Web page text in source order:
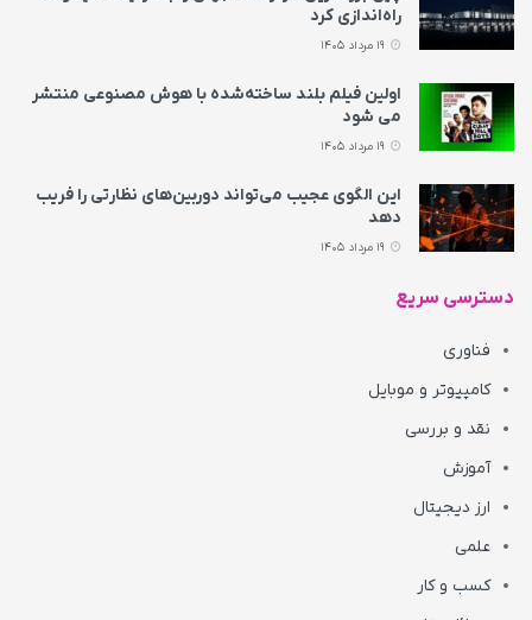
راه‌اندازی کرد
اولین فیلم بلند ساخته‌شده با هوش مصنوعی منتشر
می‌ شود
این الگوی عجیب می‌تواند دوربین‌های نظارتی را فریب
دهد
دسترسی سریع
فناوری
کامپیوتر و موبایل
نقد و بررسی
آموزش
ارز دیجیتال
علمی
کسب و کار